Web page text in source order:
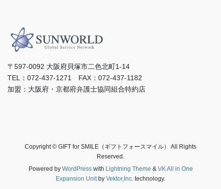
〒597-0092 ⼤阪府⾙塚市⼆⾊北町1-14
TEL：072-437-1271 FAX：072-437-1182
加盟：⼤阪府・京都府弁護⼠協同組合特約店
Copyright © GIFT for SMILE（ギフトフォースマイル） All Rights
Reserved.
Powered by WordPresswith Lightning Theme & VK All in One
Expansion Unit by Vektor,Inc. technology.